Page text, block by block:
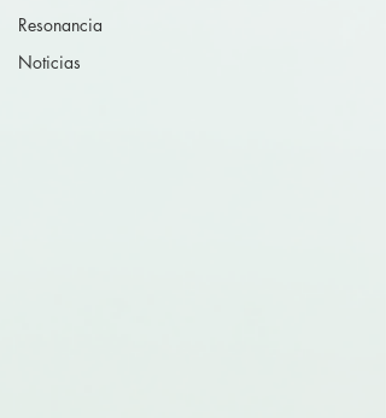
Resonancia
Noticias